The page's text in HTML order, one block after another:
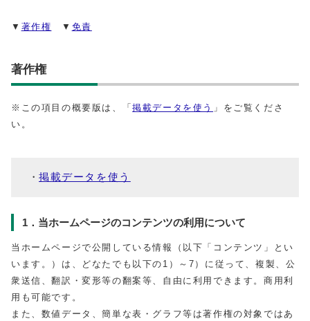
▼ 著作権 ▼ 免責
著作権
※この項目の概要版は、「掲載データを使う 」をご覧くださ
い。
掲載データを使う
1．当ホームページのコンテンツの利用について
当ホームページで公開している情報（以下「コンテンツ」とい
います。）は、どなたでも以下の1）～7）に従って、複製、公
衆送信、翻訳・変形等の翻案等、自由に利用できます。商用利
用も可能です。
また、数値データ、簡単な表・グラフ等は著作権の対象ではあ